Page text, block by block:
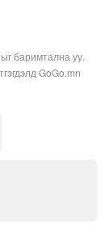
баримтална уу.
GoGo.mn